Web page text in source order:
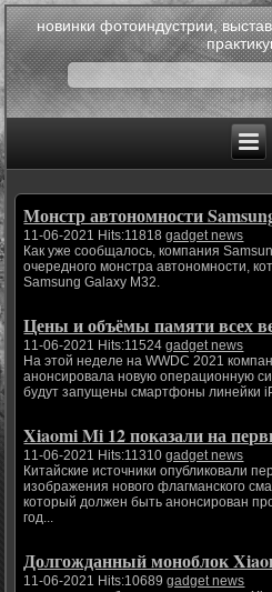
новинки фотоиндустрии,
Монстр автономности
11-06-2021 Hits:11818gadget news
Как уже сообщалось, компания
очередного монстра автономности,
Samsung Galaxy M32.
Цены и объёмы памяти всех
11-06-2021 Hits:11524gadget news
На этой неделе на WWDC 2021
анонсировала новую операционную
Xiaomi Mi 12 показали на
11-06-2021 Hits:11310gadget news
Китайские источники опубликовали
изображения нового флагманского
который должен быть анонсирован
год...
Долгожданный моноблок
11-06-2021 Hits:10689gadget news